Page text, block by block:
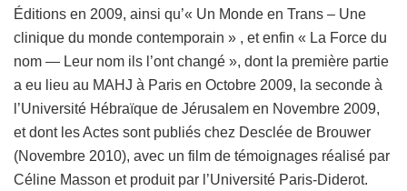
Éditions en 2009, ainsi qu’« Un Monde en Trans – Une
clinique du monde contemporain » , et enfin « La Force du
nom — Leur nom ils l’ont changé », dont la première partie
a eu lieu au MAHJ à Paris en Octobre 2009, la seconde à
l’Université Hébraïque de Jérusalem en Novembre 2009,
et dont les Actes sont publiés chez Desclée de Brouwer
(Novembre 2010), avec un film de témoignages réalisé par
Céline Masson et produit par l’Université Paris-Diderot.